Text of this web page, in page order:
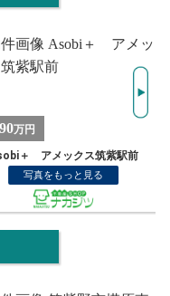
万円
アメックス筑紫駅前
写真をもっと見る